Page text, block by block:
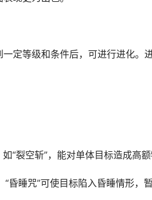
一定等级和条件后，可进行进化。
如“裂空斩”，能对单体目标造成高
“昏睡咒”可使目标陷入昏睡情形，